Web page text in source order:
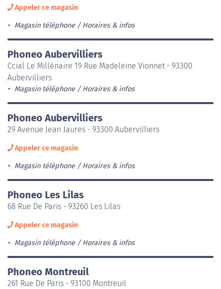
Appeler ce magasin
Magasin téléphone Horaires & infos
Phoneo Aubervilliers
Ccial Le Millénaire 19 Rue Madeleine Vionnet - 93300
Aubervilliers
Magasin téléphone Horaires & infos
Phoneo Aubervilliers
29 Avenue Jean Jaures - 93300 Aubervilliers
Appeler ce magasin
Magasin téléphone Horaires & infos
Phoneo Les Lilas
68 Rue De Paris - 93260 Les Lilas
Appeler ce magasin
Magasin téléphone Horaires & infos
Phoneo Montreuil
261 Rue De Paris - 93100 Montreuil